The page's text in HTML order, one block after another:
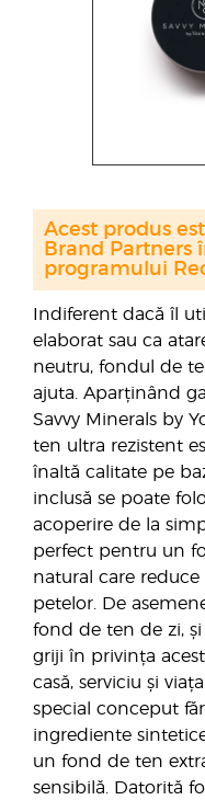
Indiferent dacă îl
elaborat sau ca
neutru, fondul de
ajuta. Aparținând
Savvy Minerals by
ten ultra rezistent
înaltă calitate pe
inclusă se poate
acoperire de la
perfect pentru un
natural care
petelor. De
fond de ten de zi, și
griji în privința
casă, serviciu și
special conceput
ingrediente
un fond de ten
sensibilă. Datorită
Acest produs
Brand Partners
programului